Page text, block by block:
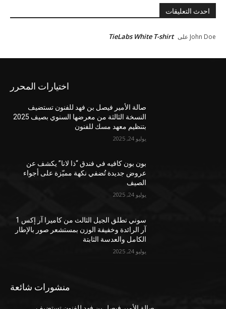
احدث التعليقات
John Doe على TieLabs White T-shirt
اختيارات المحرر
صالة الأمير فيصل بن فهد للفنون تستضيف
النسخة الثالثة من معرضها السنوي بصيف 2025
بتنظيم معهد مسك للفنون
يوليو 24, 2025
بون بون كافيه في فندق “ذا لانا” يكشف عن
عروض جديدة تُضفي نكهة مميّزة على أجواء
الصيف
يوليو 24, 2025
سوني تطلق الجيل الثالث من كاميرا آر إكس 1
آر الرائدة وخفيفة الوزن بمستشعر صور بالإطار
الكامل والعدسة الثابتة
يوليو 24, 2025
منشورات شائعة